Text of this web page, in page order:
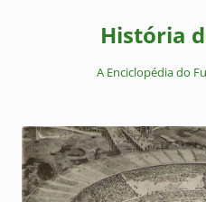
História
A Enciclopédia do